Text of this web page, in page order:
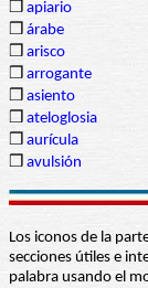
❒ apiario
❒ árabe
❒ arisco
❒ arrogante
❒ asiento
❒ ateloglosia
❒ aurícula
❒ avulsión
Los iconos de la
secciones útiles e
palabra usando el